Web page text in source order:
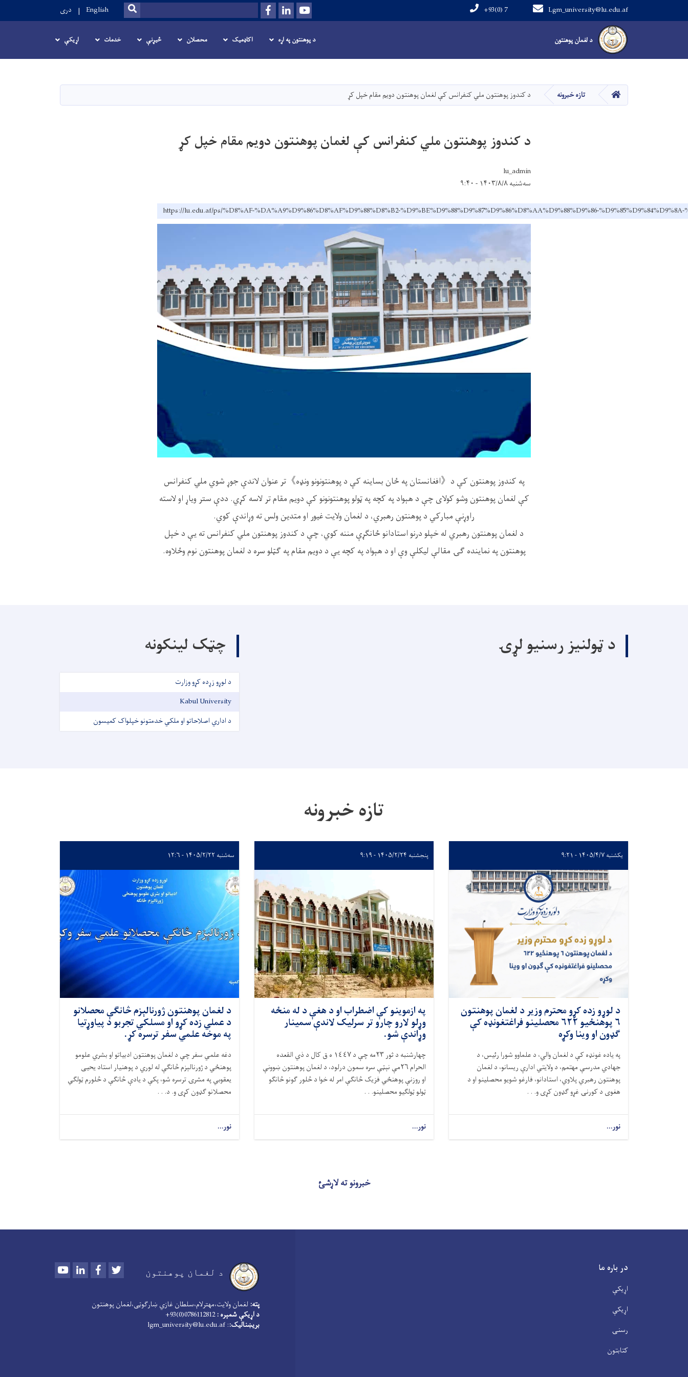
د لغمان پوهنتون
Lgm_university@lu.edu.af
+93(0) 7
Youtube
LinkedIn
Facebook
SEARCH
English دری
علمي ژونال
د لغمان پوهنتون د پوهنتون په اړه اکاډمیک محصلان څیړنې خدمات اړیکې
کور تازه خبرونه د کندوز پوهنتون ملي کنفرانس کې لغمان پوهنتون دویم مقام خپل کړ
د کندوز پوهنتون ملي کنفرانس کې لغمان پوهنتون دویم مقام خپل کړ
lu_admin
سه‌شنبه ۱۴۰۳/۸/۸ - ۹:۴۰
https://lu.edu.af/ps/%D8%AF-%DA%A9%D9%86%D8%AF%D9%88%D8%B2-%D9%BE%D9%88%D9%87%D9%86%D8%AA%D9%88%D9%86-
په کندوز پوهنتون کې د《افغانستان په ځان بساینه کې د پوهنتونونو ونډه》تر عنوان لاندې جوړ شوي ملي کنفرانس
کې لغمان پوهنتون وشو کولای چې د هېواد په کچه په ټولو پوهنتونونو کې دویم مقام تر لاسه کړي. ددې ستر ویاړ او لاسته
راوړنې مبارکي د پوهنتون رهبري، د لغمان ولایت غیور او متدین ولس ته وړاندې کوي.
د لغمان پوهنتون رهبري له خپلو درنو استادانو ځانګړې مننه کوي، چې د کندوز پوهنتون ملي کنفرانس ته يې د خپل
پوهنتون په نماینده ګۍ مقالې ليکلې وې او د هېواد په کچه يې د دويم مقام په ګټلو سره د لغمان پوهنتون نوم وځلاوه.
د ټولنیز رسنیو لړۍ چټک لینکونه
د لوړو زړده کړو وزارت
Kabul University
د اداري اصلاحاتو او ملکي خدمتونو خپلواک کمیسون
تازه خبرونه
یکشنبه ۱۴۰۵/۴/۷ - ۹:۲۱
د لوړو زده کړو محترم وزیر د لغمان پوهنتون
۶ پوهنځيو ۶۲۲ محصلینو فراغتغونډه کې
ګډون او وینا وکړه
په یاده غونډه کې د لغمان والي، د علماوو شورا رئيس، د
جهادي مدرسې مهتمم، د ولایتي ادارې ریسانو، د لغمان
پوهنتون رهبري پلاوي، استادانو، فارغو شویو محصلینو او د
هغوی د کورنۍ غړو ګډون کړی و. . .
نور...
پنجشنبه ۱۴۰۵/۲/۲۴ - ۹:۱۹
په ازموینو کې اضطراب او د هغې د له منځه
وړلو لارو چارو تر سرلیک لاندې سمینار
وړاندې شو.
چهارشنبه د ثور۲۳
مه چې د ١٤٤٧ ه ق کال د ذي القعده
الحرام ٢٦مې نېټې سره سمون درلود، د لغمان پوهنتون ښوونې
او روزنې پوهنځي فزیک څانګې امر له خوا د څلور ګونو څانګو
ټولو ټولګیو محصلینو. . .
نور...
سه‌شنبه ۱۴۰۵/۲/۲۲ - ۱۲:۶
د لغمان پوهنتون ژورنالېزم څانګې محصلانو
د عملي زده کړو او مسلکي تجربو د پیاوړتیا
په موخه علمي سفر ترسره کړ.
دغه علمي سفر چې د لغمان پوهنتون ادبیاتو او بشري علومو
پوهنځي د ژورنالېزم څانګې له لوري د پوهنیار استاد یحیی
یعقوبي په مشرۍ ترسره شو، پکې د یادې څانګې د څلورم ټولګي
محصلانو ګډون کړی و. د. . .
نور...
خبرونو ته لاړشئ
در باره ما
اړیکې
اړیکې
رسنۍ
کتابتون
د لغمان پوهنتون YoutubeLinkedInFacebook
پته: لغمان ولایت،مهترلام،سلطان غازي ښارګوټی،لغمان پوهنتون
د اړیکې شمېره :0786112812(0)93+
بریښنالیک::